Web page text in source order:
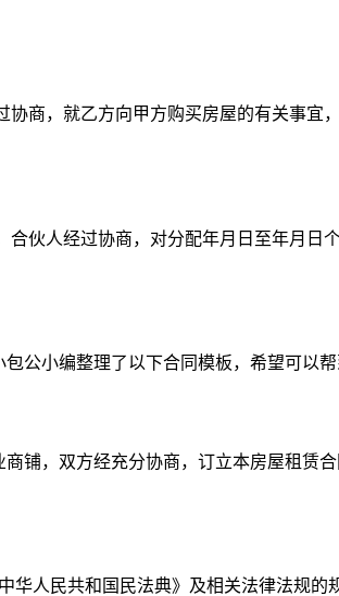
，就乙方向甲方购买房屋的有关事宜
人经过协商，对分配年月日至年月日
公小编整理了以下合同模板，希望可以帮
铺，双方经充分协商，订立本房屋租
共和国民法典》及相关法律法规的规